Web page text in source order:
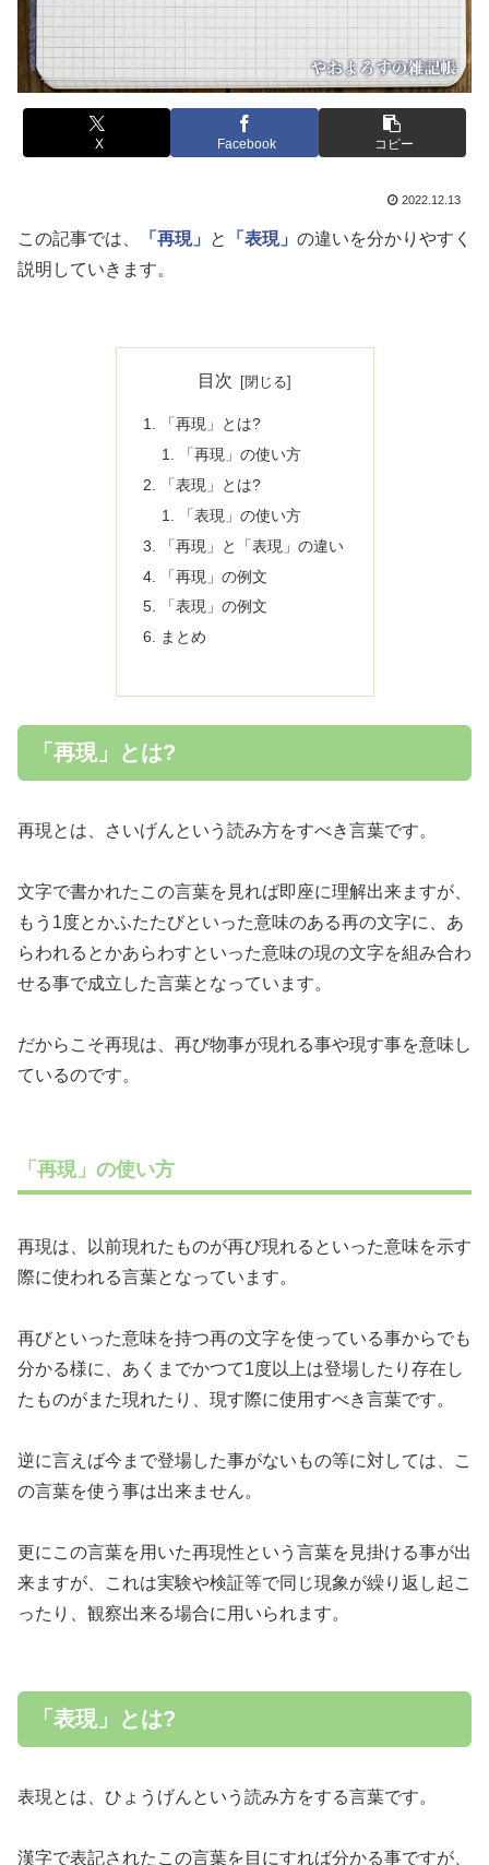
X Facebook コピー
2022.12.13
この記事では、 「再現」 と 「表現」 の違いを分かりやすく
説明していきます。
目次
「再現」とは?
「再現」の使い方
「表現」とは?
「表現」の使い方
「再現」と「表現」の違い
「再現」の例文
「表現」の例文
まとめ
「再現」とは?
再現とは、さいげんという読み方をすべき言葉です。
文字で書かれたこの言葉を見れば即座に理解出来ますが、
もう1度とかふたたびといった意味のある再の文字に、あ
らわれるとかあらわすといった意味の現の文字を組み合わ
せる事で成立した言葉となっています。
だからこそ再現は、再び物事が現れる事や現す事を意味し
ているのです。
「再現」の使い方
再現は、以前現れたものが再び現れるといった意味を示す
際に使われる言葉となっています。
再びといった意味を持つ再の文字を使っている事からでも
分かる様に、あくまでかつて1度以上は登場したり存在し
たものがまた現れたり、現す際に使用すべき言葉です。
逆に言えば今まで登場した事がないもの等に対しては、こ
の言葉を使う事は出来ません。
更にこの言葉を用いた再現性という言葉を見掛ける事が出
来ますが、これは実験や検証等で同じ現象が繰り返し起こ
ったり、観察出来る場合に用いられます。
「表現」とは?
表現とは、ひょうげんという読み方をする言葉です。
漢字で表記されたこの言葉を目にすれば分かる事ですが、